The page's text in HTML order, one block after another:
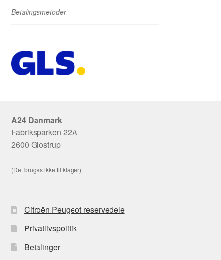
Betalingsmetoder
A24 Danmark
Fabriksparken 22A
2600 Glostrup
(Det bruges ikke til klager)
Citroën Peugeot reservedele
Privatlivspolitik
Betalinger